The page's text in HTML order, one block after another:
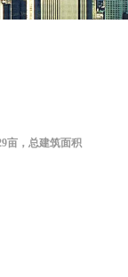
亩，总建筑面积